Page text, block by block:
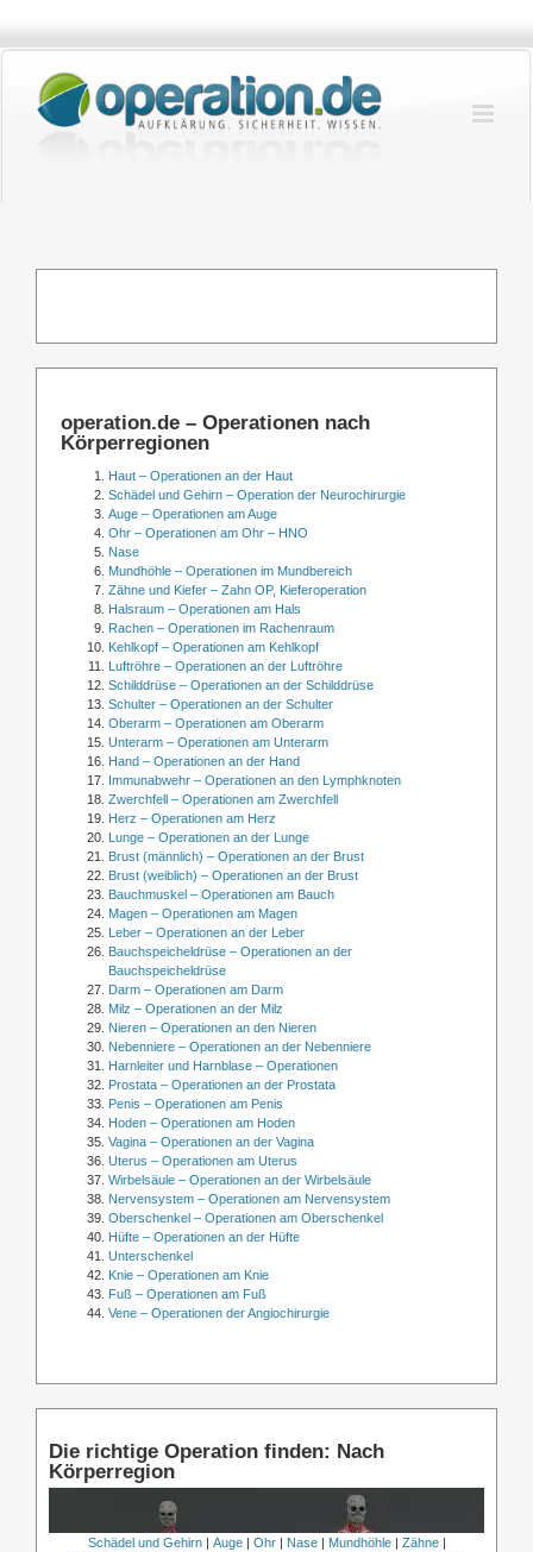
springen
operation.de – Operationen nach
Körperregionen
Haut – Operationen an der Haut
Schädel und Gehirn – Operation der Neurochirurgie
Auge – Operationen am Auge
Ohr – Operationen am Ohr – HNO
Nase
Mundhöhle – Operationen im Mundbereich
Zähne und Kiefer – Zahn OP, Kieferoperation
Halsraum – Operationen am Hals
Rachen – Operationen im Rachenraum
Kehlkopf – Operationen am Kehlkopf
Luftröhre – Operationen an der Luftröhre
Schilddrüse – Operationen an der Schilddrüse
Schulter – Operationen an der Schulter
Oberarm – Operationen am Oberarm
Unterarm – Operationen am Unterarm
Hand – Operationen an der Hand
Immunabwehr – Operationen an den Lymphknoten
Zwerchfell – Operationen am Zwerchfell
Herz – Operationen am Herz
Lunge – Operationen an der Lunge
Brust (männlich) – Operationen an der Brust
Brust (weiblich) – Operationen an der Brust
Bauchmuskel – Operationen am Bauch
Magen – Operationen am Magen
Leber – Operationen an der Leber
Bauchspeicheldrüse – Operationen an der
Bauchspeicheldrüse
Darm – Operationen am Darm
Milz – Operationen an der Milz
Nieren – Operationen an den Nieren
Nebenniere – Operationen an der Nebenniere
Harnleiter und Harnblase – Operationen
Prostata – Operationen an der Prostata
Penis – Operationen am Penis
Hoden – Operationen am Hoden
Vagina – Operationen an der Vagina
Uterus – Operationen am Uterus
Wirbelsäule – Operationen an der Wirbelsäule
Nervensystem – Operationen am Nervensystem
Oberschenkel – Operationen am Oberschenkel
Hüfte – Operationen an der Hüfte
Unterschenkel
Knie – Operationen am Knie
Fuß – Operationen am Fuß
Vene – Operationen der Angiochirurgie
Die richtige Operation finden: Nach
Körperregion
Schädel und Gehirn| Auge| Ohr| Nase| Mundhöhle| Zähne|